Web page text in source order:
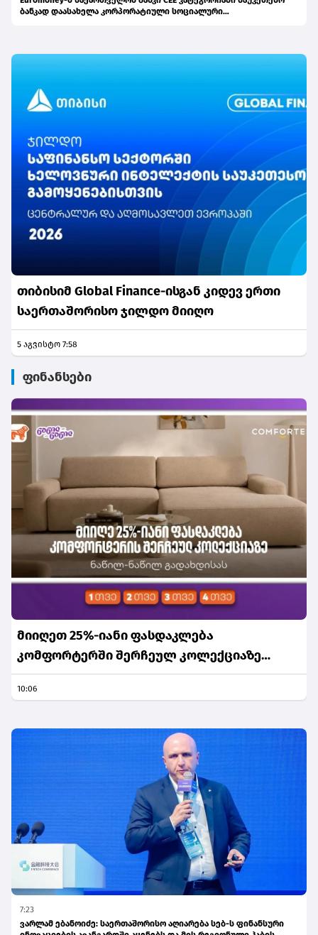
ბანკად დაასახელა კორპორატიული სოციალური
თიბისიმ Global Finance-ისგან კიდევ ერთი
საერთაშორისო ჯილდო მიიღო
5 აგვისტო 7:58
ფინანსები
მიიღეთ 25%-იანი ფასდაკლება
კომფორტერში შერჩეულ კოლექციაზე
საქართველოს ნაწილ-ნაწილ გადახდისას
10:06
7:23
ვარლამ ებანოიძე: საერთაშორისო აღიარება სებ-ს ფინანსური